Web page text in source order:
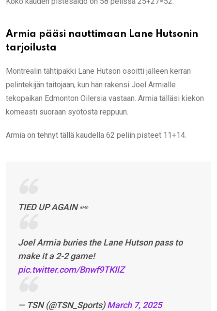
Armia pääsi nauttimaan Lane Hutsonin
tarjoilusta
Montrealin tähtipakki Lane Hutson osoitti jälleen kerran
pelintekijän taitojaan, kun hän rakensi Joel Armialle
tekopaikan Edmonton Oilersia vastaan. Armia tälläsi kiekon
komeasti suoraan syötöstä reppuun.
Armia on tehnyt tällä kaudella 62 peliin pisteet 11+14.
TIED UP AGAIN 👀
Joel Armia buries the Lane Hutson pass to
make it a 2-2 game!
pic.twitter.com/Bnwf9TKIlZ
— TSN (@TSN_Sports)March 7, 2025